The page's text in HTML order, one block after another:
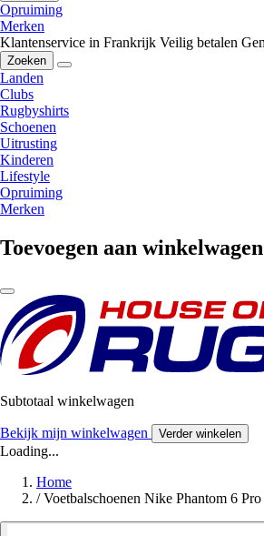
Opruiming
Merken
Klantenservice in Frankrijk Veilig betalen
Zoeken
Landen
Clubs
Rugbyshirts
Schoenen
Uitrusting
Kinderen
Lifestyle
Opruiming
Merken
Toevoegen aan
Subtotaal winkelwagen
Bekijk mijn winkelwagen Verder winkelen
Loading...
Home
/ Voetbalschoenen Nike Phantom 6